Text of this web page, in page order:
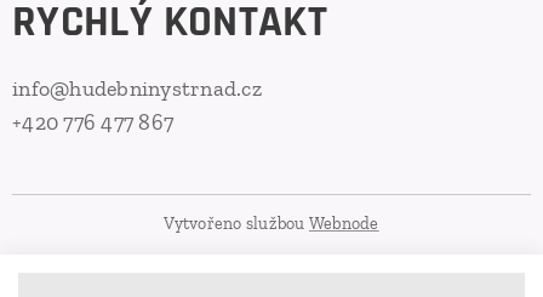
RYCHLÝ KONTAKT
info@hudebninystrnad.cz
+420 776 477 867
Vytvořeno službou Webnode